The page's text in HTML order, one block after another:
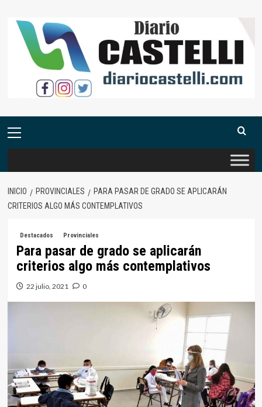
contenido
Menú
INICIO PROVINCIALES
PARA PASAR DE GRADO SE APLICARÁN
CRITERIOS ALGO MÁS CONTEMPLATIVOS
Destacados Provinciales
Para pasar de grado se aplicarán
criterios algo más contemplativos
22 julio, 2021 0